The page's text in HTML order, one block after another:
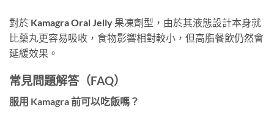
對於 Kamagra Oral Jelly 果凍劑型，由於其液態設計本身就
比藥丸更容易吸收，食物影響相對較小，但高脂餐飲仍然會
延緩效果。
常見問題解答（FAQ）
服用 Kamagra 前可以吃飯嗎？